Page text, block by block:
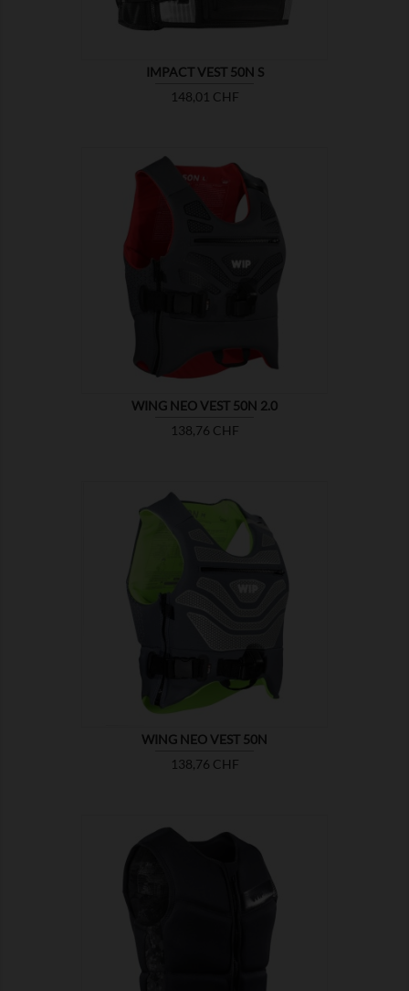
IMPACT VEST 50N S
Preis
148,01 CHF
WING NEO VEST 50N 2.0
Preis
138,76 CHF
ZEIGEN
WING NEO VEST 50N
Preis
138,76 CHF